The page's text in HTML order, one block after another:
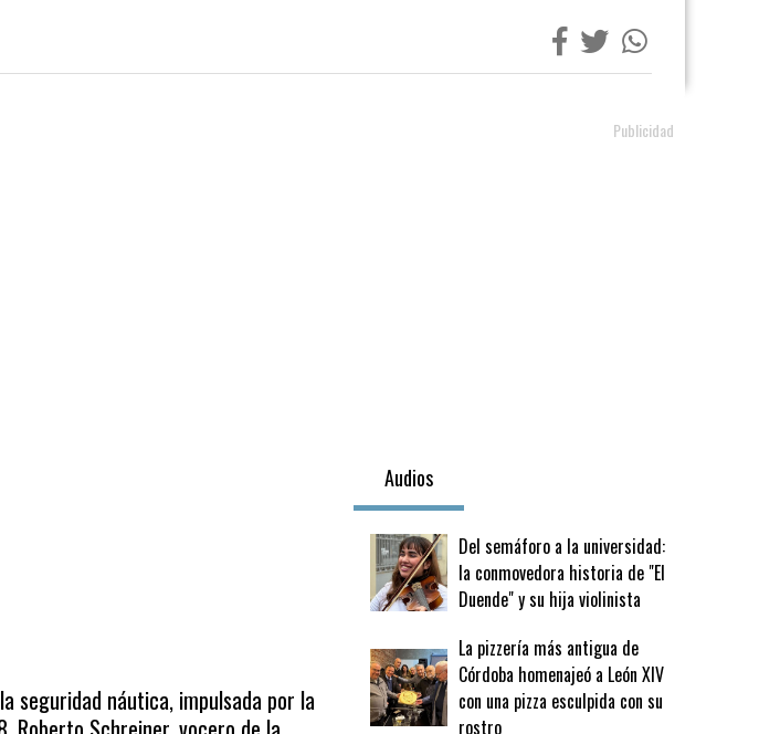
seguridad náutica, impulsada por la
Audios
Del semáforo a la universidad:
la conmovedora historia de "El
Duende" y su hija violinista
La pizzería más antigua de
Córdoba homenajeó a León XIV
con una pizza esculpida con su
rostro